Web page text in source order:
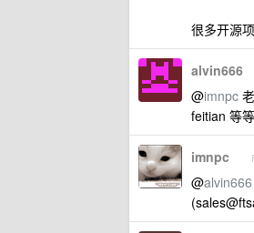
很多开源
alvin666
@imnpc
feitian 等
imnpc
@alvin666
(